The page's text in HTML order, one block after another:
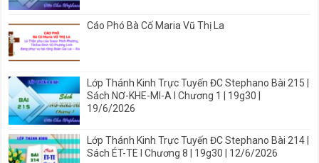
Cáo Phó Bà Cố Maria Vũ Thị La
Lớp Thánh Kinh Trực Tuyến ĐC Stephano Bài 215 |
Sách NƠ-KHE-MI-A I Chương 1 | 19g30 |
19/6/2026
Lớp Thánh Kinh Trực Tuyến ĐC Stephano Bài 214 |
Sách ÉT-TE I Chương 8 | 19g30 | 12/6/2026